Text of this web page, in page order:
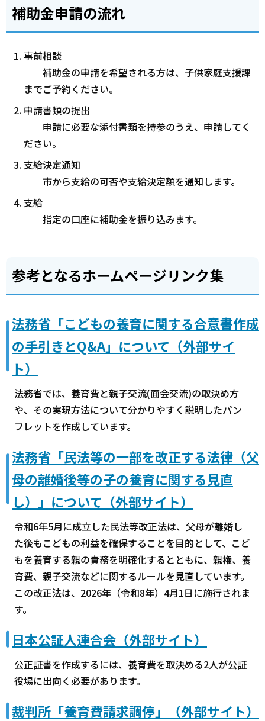
補助金申請の流れ
事前相談
補助金の申請を希望される方は、子供家庭支援課
までご予約ください。
申請書類の提出
申請に必要な添付書類を持参のうえ、申請してく
ださい。
支給決定通知
市から支給の可否や支給決定額を通知します。
支給
指定の口座に補助金を振り込みます。
参考となるホームページリンク集
法務省「こどもの養育に関する合意書作成
の手引きとQ&A」について（外部サイ
ト）
法務省では、養育費と親子交流(面会交流)の取決め方
や、その実現方法について分かりやすく説明したパン
フレットを作成しています。
法務省「民法等の一部を改正する法律（父
母の離婚後等の子の養育に関する見直
し）」について（外部サイト）
令和6年5月に成立した民法等改正法は、父母が離婚し
た後もこどもの利益を確保することを目的として、こど
もを養育する親の責務を明確化するとともに、親権、養
育費、親子交流などに関するルールを見直しています。
この改正法は、2026年（令和8年）4月1日に施行されま
す。
日本公証人連合会（外部サイト）
公正証書を作成するには、養育費を取決める2人が公証
役場に出向く必要があります。
裁判所「養育費請求調停」（外部サイト）